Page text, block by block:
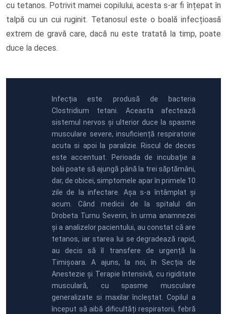
cu tetanos. Potrivit mamei copilului, acesta s-ar fi înțepat în
talpă cu un cui ruginit. Tetanosul este o boală infecțioasă
extrem de gravă care, dacă nu este tratată la timp, poate
duce la deces.
Infecția este produsă de bacteria
Clostridium tetani. Aceasta afectează
sistemul nervos și ulterior duce la spasme
musculare severe, insuficiență respiratorie
acuta si apoi la paralizie. Riscul de deces
este accentuat. Perioada de incubație a
bolii poate să ajungă până la trei săptămâni,
dar, de obicei, simptomele apar în primele 10
zile de la infectare. Așa s-a întâmplat și
acum. Când medicii de la spitalul din
Drobeta Turnu Severin, în urma anamnezei
și a analizelor pacientului, au constat că are
tetanos, iar starea lui se degradează rapid,
au decis să îl transfere de urgență la
Timișoara. A ajuns, la noi, în Secția de
Anestezie și Terapie Intensivă, cu rigiditate
musculară, cu spasme musculare
generalizate si maxilar încleștat. Copilul a
început să aibă dificultăți respiratorii, febră